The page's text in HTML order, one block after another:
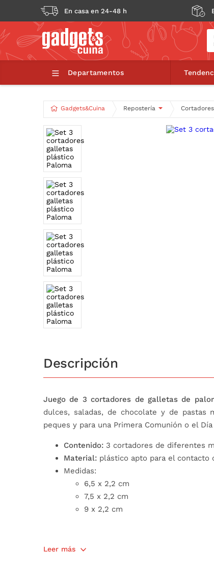
En casa en 24-48 h
Departamentos
Gadgets&Cuina Repostería
Descripción
Juego de 3 cortadores de galletas de
dulces, saladas, de chocolate y de pastas
peques y para una Primera Comunión o el Día
Contenido: 3 cortadores de diferentes
Material: plástico apto para el contacto
Medidas:
6,5 x 2,2 cm
7,5 x 2,2 cm
9 x 2,2 cm
Leer más